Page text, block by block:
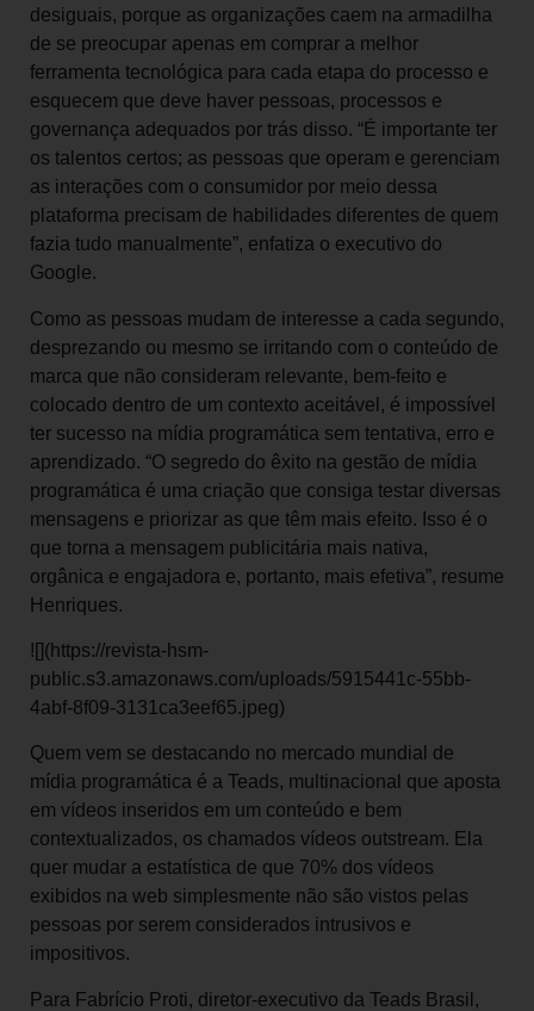
desiguais, porque as organizações caem na armadilha
de se preocupar apenas em comprar a melhor
ferramenta tecnológica para cada etapa do processo e
esquecem que deve haver pessoas, processos e
governança adequados por trás disso. “É importante ter
os talentos certos; as pessoas que operam e gerenciam
as interações com o consumidor por meio dessa
plataforma precisam de habilidades diferentes de quem
fazia tudo manualmente”, enfatiza o executivo do
Google.
Como as pessoas mudam de interesse a cada segundo,
desprezando ou mesmo se irritando com o conteúdo de
marca que não consideram relevante, bem-feito e
colocado dentro de um contexto aceitável, é impossível
ter sucesso na mídia programática sem tentativa, erro e
aprendizado. “O segredo do êxito na gestão de mídia
programática é uma criação que consiga testar diversas
mensagens e priorizar as que têm mais efeito. Isso é o
que torna a mensagem publicitária mais nativa,
orgânica e engajadora e, portanto, mais efetiva”, resume
Henriques.
![](https://revista-hsm-
public.s3.amazonaws.com/uploads/5915441c-55bb-
4abf-8f09-3131ca3eef65.jpeg)
Quem vem se destacando no mercado mundial de
mídia programática é a Teads, multinacional que aposta
em vídeos inseridos em um conteúdo e bem
contextualizados, os chamados vídeos outstream. Ela
quer mudar a estatística de que 70% dos vídeos
exibidos na web simplesmente não são vistos pelas
pessoas por serem considerados intrusivos e
impositivos.
Para Fabrício Proti, diretor-executivo da Teads Brasil,